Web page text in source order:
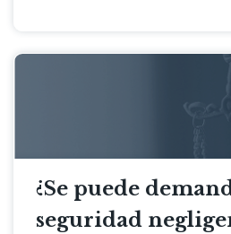
¿Se puede
seguridad